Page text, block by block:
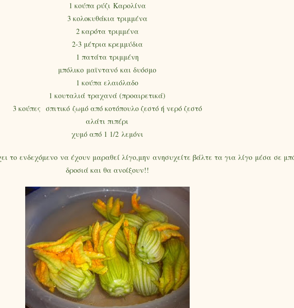
1 κούπα ρύζι Καρολίνα
3 κολοκυθάκια τριμμένα
2 καρότα τριμμένα
2-3 μέτρια κρεμμύδια
1 πατάτα τριμμένη
μπόλικο μαϊντανό και δυόσμο
1 κούπα ελαιόλαδο
1 κουταλιά τραχανά (προαιρετικά)
3 κούπες σπιτικό ζωμό από κοτόπουλο ζεστό ή νερό ζεστό
αλάτι πιπέρι
χυμό από 1 1/2 λεμόνι
το ενδεχόμενο να έχουν μαραθεί λίγο,μην ανησυχείτε βάλτε τα για λίγο μέσα σε
δροσιά και θα ανοίξουν!!